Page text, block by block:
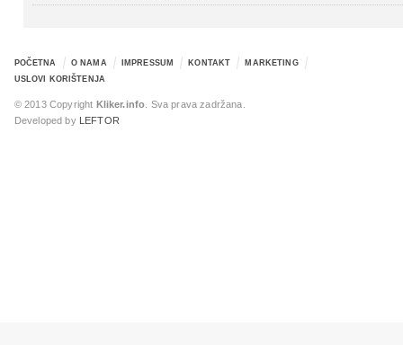
POČETNA O NAMA IMPRESSUM KONTAKT
MARKETING
USLOVI KORIŠTENJA
© 2013 Copyright Kliker.info . Sva prava zadržana.
Developed by
LEFTOR